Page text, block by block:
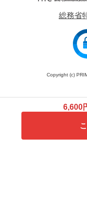
総務省
Copyright (c)
6,600